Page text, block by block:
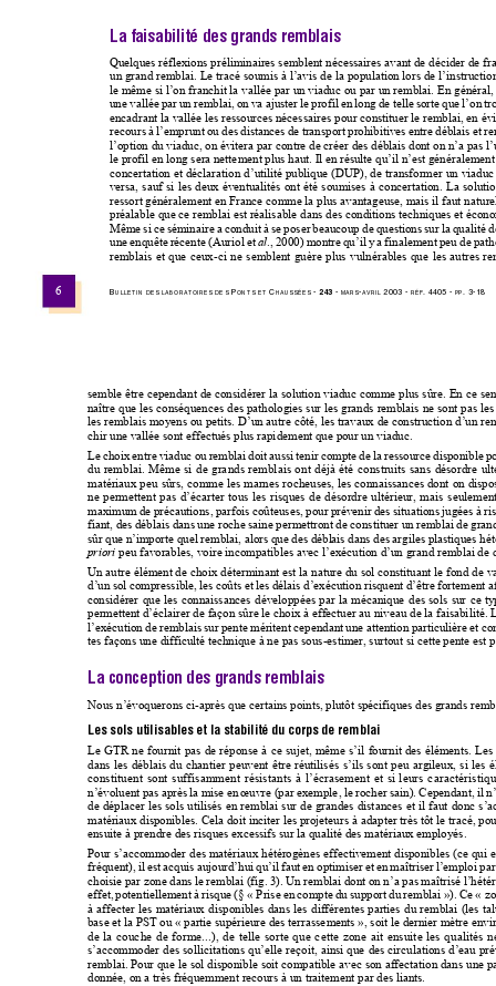
B ULLETIN DES LABORATOIRES DE S PONTS ET CHAUSSÉES - 243 - MARS-AVRIL 2003 - RÉF. 4405 - PP . 3-18
6
La faisabilité des grands remblais
Quelques réflexions préliminaires semblent nécessaires avant de décider de
un grand remblai. Le tracé soumis à l’avis de la population lors de
le même si l’on franchit la vallée par un viaduc ou par un remblai. En
une vallée par un remblai, on va ajuster le profil en long de telle sorte que l’on
encadrant la vallée les ressources nécessaires pour constituer le remblai, en
recours à l’emprunt ou des distances de transport prohibitives entre déblais et
l’option du viaduc, on évitera par contre de créer des déblais dont on n’a pas
le profil en long sera nettement plus haut. Il en résulte qu’il n’est
concertation et déclaration d’utilité publique (DUP), de transformer un
versa, sauf si les deux éventualités ont été soumises à concertation. La
ressort généralement en France comme la plus avantageuse, mais il faut na
préalable que ce remblai est réalisable dans des conditions techniques et
Même si ce séminaire a conduit à se poser beaucoup de questions sur la qualité
une enquête récente (Auriol et al., 2000) montre qu’il y a finalement peu de
remblais et que ceux-ci ne semblent guère plus vulnérables que les autres
semble être cependant de considérer la solution viaduc comme plus sûre. En ce
naître que les conséquences des pathologies sur les grands remblais ne sont pas
les remblais moyens ou petits. D’un autre côté, les travaux de construction d’un
chir une vallée sont effectués plus rapidement que pour un viaduc.
Le choix entre viaduc ou remblai doit aussi tenir compte de la ressource disponible
du remblai. Même si de grands remblais ont déjà été construits sans désordre
matériaux peu sûrs, comme les marnes rocheuses, les connaissances dont on
ne permettent pas d’écarter tous les risques de désordre ultérieur, mais
maximum de précautions, parfois coûteuses, pour prévenir des situations jugées à
fiant, des déblais dans une roche saine permettront de constituer un remblai de
sûr que n’importe quel remblai, alors que des déblais dans des argiles plastiques
priori peu favorables, voire incompatibles avec l’exécution d’un grand remblai de
Un autre élément de choix déterminant est la nature du sol constituant le fond de
d’un sol compressible, les coûts et les délais d’exécution risquent d’être fortement
considérer que les connaissances développées par la mécanique des sols sur ce
permettent d’éclairer de façon sûre le choix à effectuer au niveau de la faisabilité.
l’exécution de remblais sur pente méritent cependant une attention particulière et
tes façons une difficulté technique à ne pas sous-estimer, surtout si cette pente est
La conception des grands remblais
Nous n’évoquerons ci-après que certains points, plutôt spécifiques des grands
Les sols utilisables et la stabilité du corps de remblai
Le GTR ne fournit pas de réponse à ce sujet, même s’il fournit des éléments. Les
dans les déblais du chantier peuvent être réutilisés s’ils sont peu argileux, si les
constituent sont suffisamment résistants à l’écrasement et si leurs
n’évoluent pas après la mise en œuvre (par exemple le rocher sain). Cependant, il
de déplacer les sols utilisés en remblai sur de grandes distances et il faut donc
matériaux disponibles. Cela doit inciter les projeteurs à adapter très tôt le tracé,
ensuite à prendre des risques excessifs sur la qualité des matériaux employés.
Pour s’accommoder des matériaux hétérogènes effectivement disponibles (ce qui
fréquent), il est acquis aujourd’hui qu’il faut en optimiser et en maîtriser l’emploi
choisie par zone dans le remblai (fig. 3). Un remblai dont on n’a pas maîtrisé
effet, potentiellement à risque (§ « Prise en compte du support du remblai »). Ce «
à affecter les matériaux disponibles dans les différentes parties du remblai (les
base et la PST ou « partie supérieure des terrassements », soit le dernier mètre
de la couche de forme...), de telle sorte que cette zone ait ensuite les qualités
s’accommoder des sollicitations qu’elle reçoit, ainsi que des circulations d’eau
remblai. Pour que le sol disponible soit compatible avec son affectation dans une
donnée, on a très fréquemment recours à un traitement par des liants.